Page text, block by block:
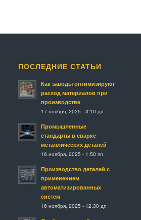
ПОСЛЕДНИЕ СТАТЬИ
Как заводы оптимизируют
расход материалов при
производстве
17 ноября, 2025 - 3:10 дп
Промышленные
стандарты в сварке
металлических деталей
16 ноября, 2025 - 1:50 пп
Производство деталей с
применением
автоматизированных
систем
16 ноября, 2025 - 12:30 дп